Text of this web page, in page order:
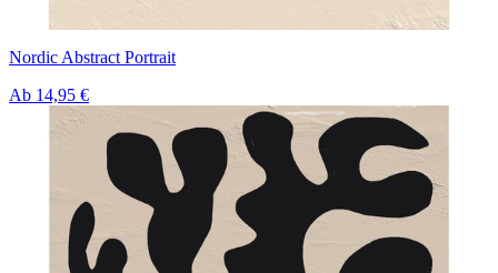
Nordic Abstract Portrait
Ab 14,95 €